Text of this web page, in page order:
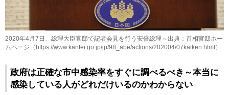
2020年4月7日、総理大臣官邸で記者会見を行う安倍総理～出典：首相官邸ホー
ムページ（https://www.kantei.go.jp/jp/98_abe/actions/202004/07kaiken.html）
政府は正確な市中感染率をすぐに調べるべき～本当に
感染している人がどれだけいるのかわからない